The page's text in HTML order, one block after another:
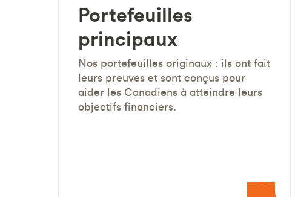
Portefeuilles
principaux
Nos portefeuilles originaux : ils ont fait
leurs preuves et sont conçus pour
aider les Canadiens à atteindre leurs
objectifs financiers.